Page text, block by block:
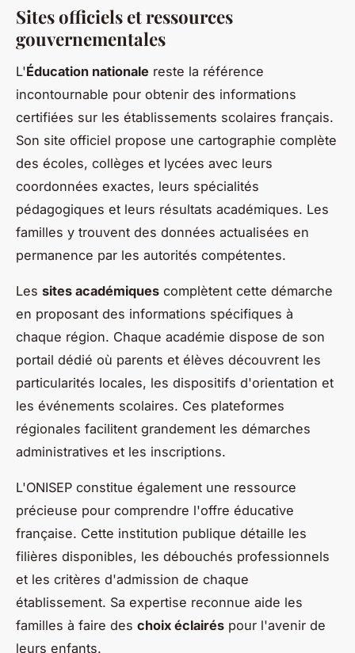
Sites officiels et ressources
gouvernementales
L'Éducation nationale reste la référence
incontournable pour obtenir des informations
certifiées sur les établissements scolaires français.
Son site officiel propose une cartographie complète
des écoles, collèges et lycées avec leurs
coordonnées exactes, leurs spécialités
pédagogiques et leurs résultats académiques. Les
familles y trouvent des données actualisées en
permanence par les autorités compétentes.
Les sites académiques complètent cette démarche
en proposant des informations spécifiques à
chaque région. Chaque académie dispose de son
portail dédié où parents et élèves découvrent les
particularités locales, les dispositifs d'orientation et
les événements scolaires. Ces plateformes
régionales facilitent grandement les démarches
administratives et les inscriptions.
L'ONISEP constitue également une ressource
précieuse pour comprendre l'offre éducative
française. Cette institution publique détaille les
filières disponibles, les débouchés professionnels
et les critères d'admission de chaque
établissement. Sa expertise reconnue aide les
familles à faire des choix éclairés pour l'avenir de
leurs enfants.